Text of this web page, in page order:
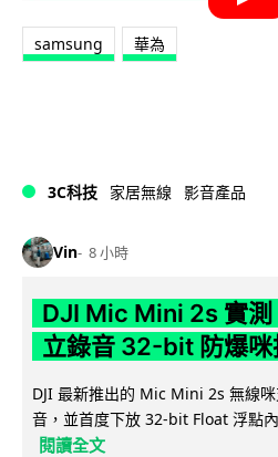
samsung 華為
3C科技 家居無線 影音產品
Vin 8 小時
DJI Mic Mini 2s 實測
立錄音 32-bit 防爆咪
DJI 最新推出的 Mic Mini 2s 無線
音，並首度下放 32-bit Float 浮點
閱讀全文